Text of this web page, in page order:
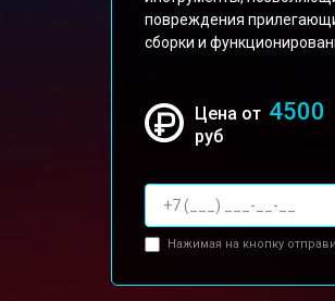
повреждения
сборки и
Цена от 4500
руб
Нажимая на кнопку